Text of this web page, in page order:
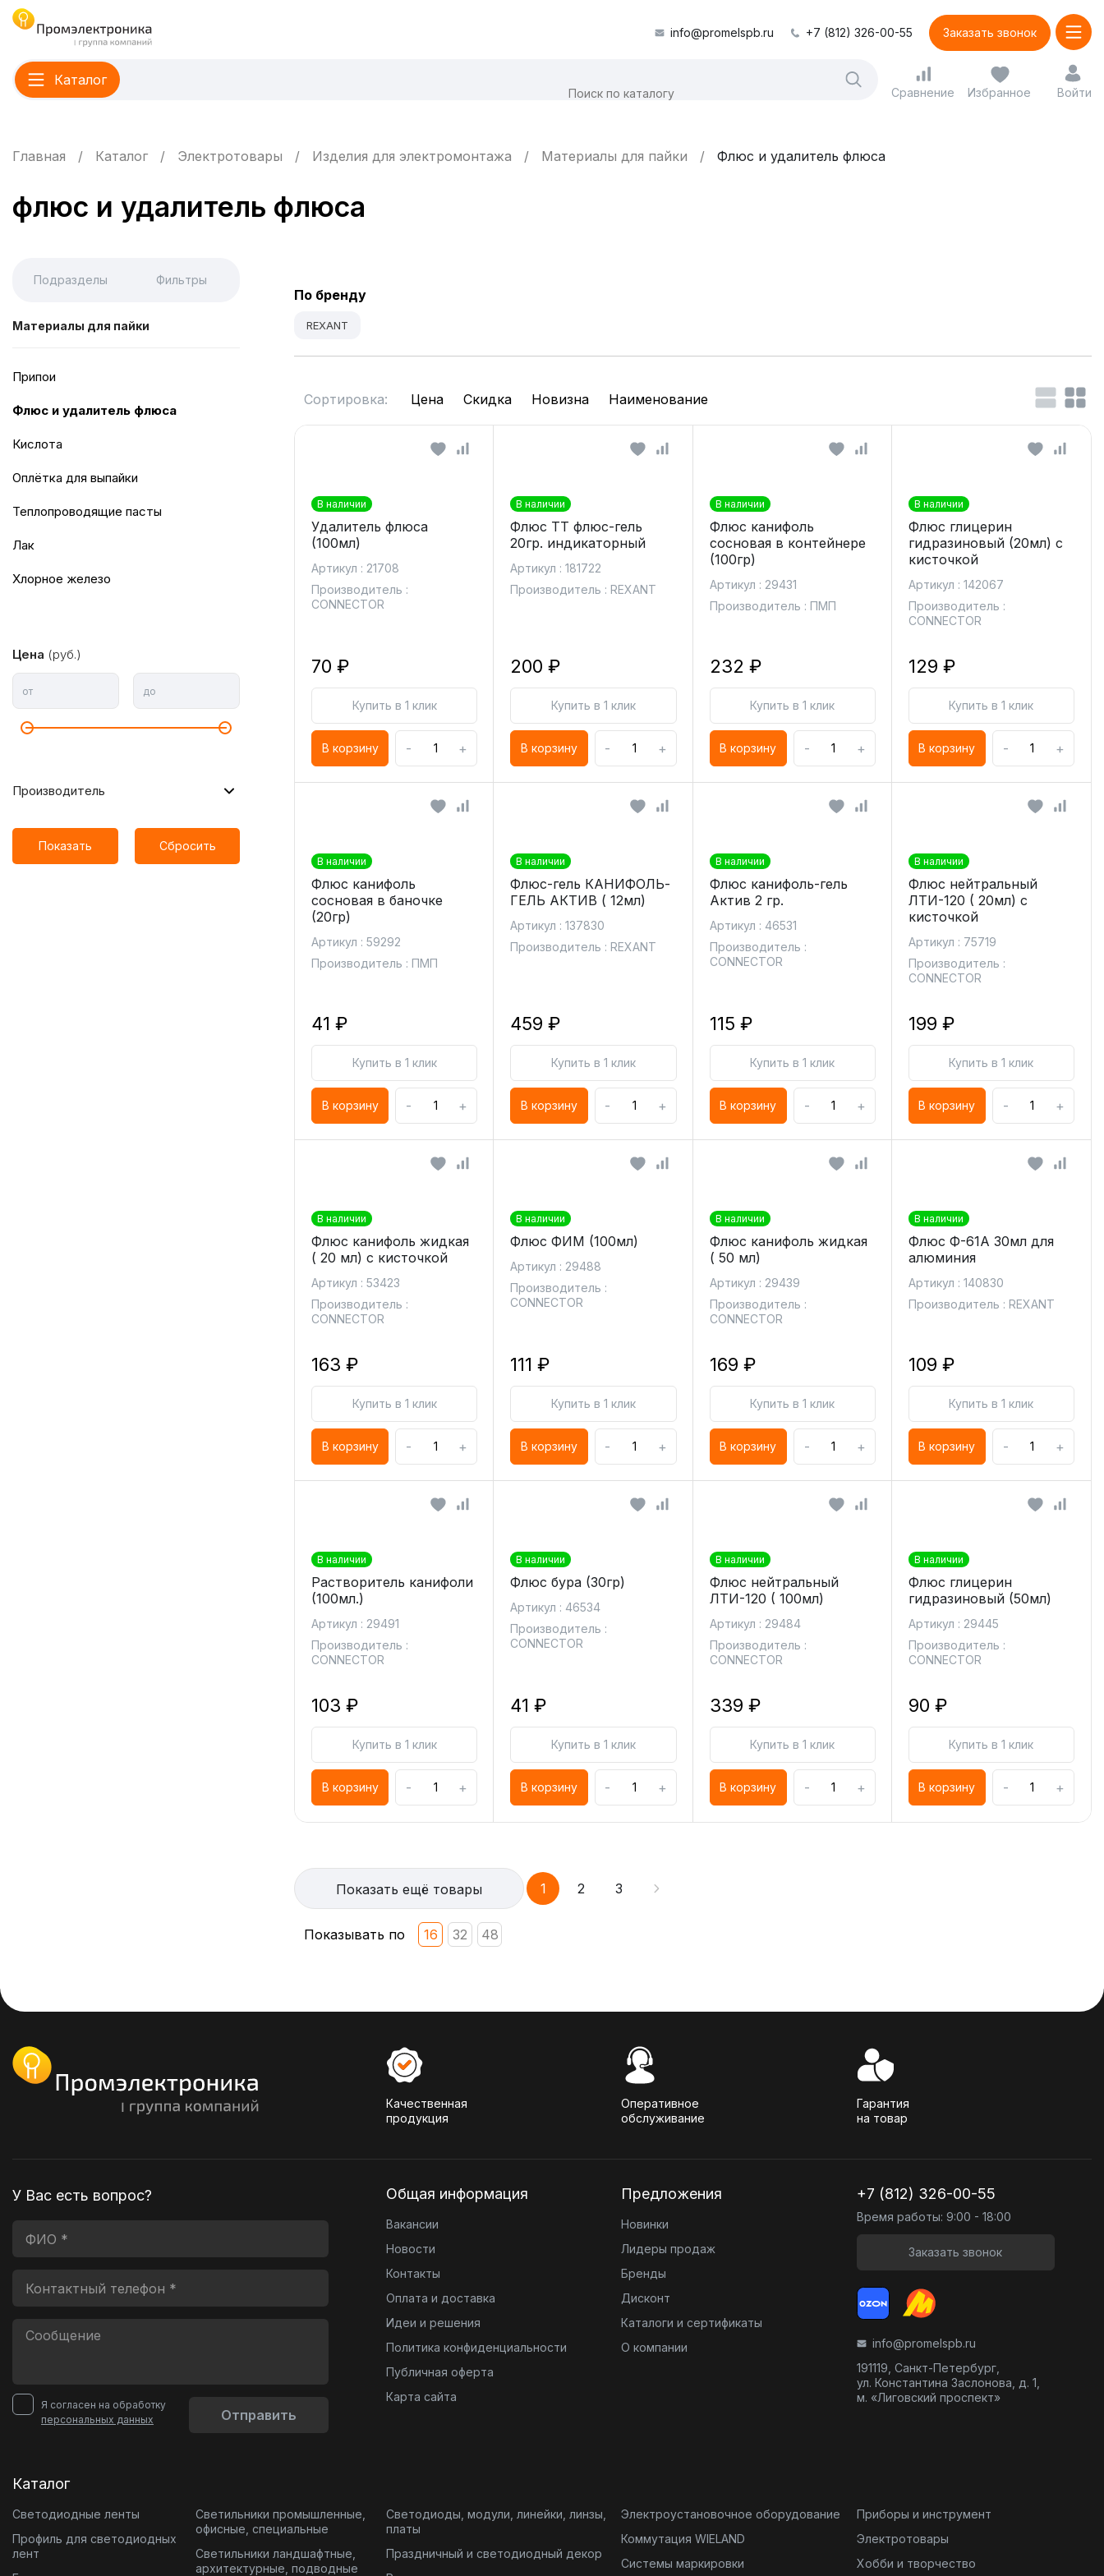
info@promelspb.ru +7 (812) 326-00-55 Заказать звонок
Каталог
Сравнение Избранное Войти
Главная Каталог Электротовары Изделия для электромонтажа Материалы для пайки Флюс и удалитель флюса
флюс и удалитель флюса
Подразделы Фильтры
Материалы для пайки
припои
флюс и удалитель флюса
кислота
оплётка для выпайки
теплопроводящие пасты
лак
хлорное железо
Цена (руб.)
от до
Производитель
Показать Сбросить
По бренду
REXANT
Сортировка: Цена Скидка Новизна Наименование
В наличии
Удалитель флюса
(100мл)
Артикул : 21708
Производитель :
CONNECTOR
70 ₽
Купить в 1 клик
В корзину - +
В наличии
Флюс ТТ флюс-гель
20гр. индикаторный
Артикул : 181722
Производитель : REXANT
200 ₽
Купить в 1 клик
В корзину - +
В наличии
Флюс канифоль
сосновая в контейнере
(100гр)
Артикул : 29431
Производитель : ПМП
232 ₽
Купить в 1 клик
В корзину - +
В наличии
Флюс глицерин
гидразиновый (20мл) с
кисточкой
Артикул : 142067
Производитель :
CONNECTOR
129 ₽
Купить в 1 клик
В корзину - +
В наличии
Флюс канифоль
сосновая в баночке
(20гр)
Артикул : 59292
Производитель : ПМП
41 ₽
Купить в 1 клик
В корзину - +
В наличии
Флюс-гель КАНИФОЛЬ-
ГЕЛЬ АКТИВ ( 12мл)
Артикул : 137830
Производитель : REXANT
459 ₽
Купить в 1 клик
В корзину - +
В наличии
Флюс канифоль-гель
Актив 2 гр.
Артикул : 46531
Производитель :
CONNECTOR
115 ₽
Купить в 1 клик
В корзину - +
В наличии
Флюс нейтральный
ЛТИ-120 ( 20мл) с
кисточкой
Артикул : 75719
Производитель :
CONNECTOR
199 ₽
Купить в 1 клик
В корзину - +
В наличии
Флюс канифоль жидкая
( 20 мл) с кисточкой
Артикул : 53423
Производитель :
CONNECTOR
163 ₽
Купить в 1 клик
В корзину - +
В наличии
Флюс ФИМ (100мл)
Артикул : 29488
Производитель :
CONNECTOR
111 ₽
Купить в 1 клик
В корзину - +
В наличии
Флюс канифоль жидкая
( 50 мл)
Артикул : 29439
Производитель :
CONNECTOR
169 ₽
Купить в 1 клик
В корзину - +
В наличии
Флюс Ф-61А 30мл для
алюминия
Артикул : 140830
Производитель : REXANT
109 ₽
Купить в 1 клик
В корзину - +
В наличии
Растворитель канифоли
(100мл.)
Артикул : 29491
Производитель :
CONNECTOR
103 ₽
Купить в 1 клик
В корзину - +
В наличии
Флюс бура (30гр)
Артикул : 46534
Производитель :
CONNECTOR
41 ₽
Купить в 1 клик
В корзину - +
В наличии
Флюс нейтральный
ЛТИ-120 ( 100мл)
Артикул : 29484
Производитель :
CONNECTOR
339 ₽
Купить в 1 клик
В корзину - +
В наличии
Флюс глицерин
гидразиновый (50мл)
Артикул : 29445
Производитель :
CONNECTOR
90 ₽
Купить в 1 клик
В корзину - +
Показать ещё товары 1 2 3
Показывать по 16 32 48
Качественная
продукция
Оперативное
обслуживание
Гарантия
на товар
У Вас есть вопрос?
Я согласен на обработку
персональных данных
Отправить
Общая информация
Вакансии
Новости
Контакты
Оплата и доставка
Идеи и решения
Политика конфиденциальности
Публичная оферта
Карта сайта
Предложения
Новинки
Лидеры продаж
Бренды
Дисконт
Каталоги и сертификаты
О компании
+7 (812) 326-00-55
Время работы: 9:00 - 18:00
Заказать звонок
info@promelspb.ru
191119, Санкт-Петербург,
ул. Константина Заслонова, д. 1,
м. «Лиговский проспект»
Каталог
Светодиодные ленты
Профиль для светодиодных
лент
Светильники промышленные,
офисные, специальные
Светильники ландшафтные,
архитектурные, подводные
Светодиоды, модули, линейки, линзы,
платы
Праздничный и светодиодный декор
Электроустановочное оборудование
Коммутация WIELAND
Системы маркировки
Приборы и инструмент
Электротовары
Хобби и творчество